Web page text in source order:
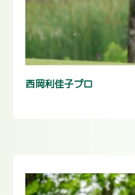
西岡利佳子プロ